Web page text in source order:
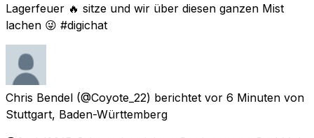
Lagerfeuer 🔥 sitze und wir über diesen ganzen Mist
lachen 😜 #digichat
Chris Bendel (@Coyote_22) berichtet vor 6 Minuten von
Stuttgart, Baden-Württemberg